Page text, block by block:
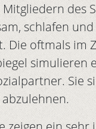
des
schlafen
Die oftmals im
simulieren
Sie